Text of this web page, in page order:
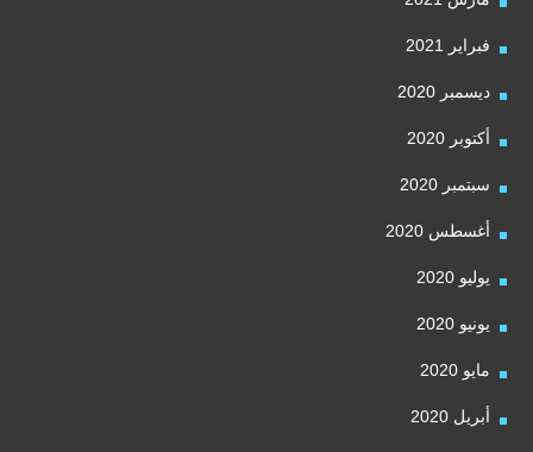
فبراير 2021
ديسمبر 2020
أكتوبر 2020
سبتمبر 2020
أغسطس 2020
يوليو 2020
يونيو 2020
مايو 2020
أبريل 2020